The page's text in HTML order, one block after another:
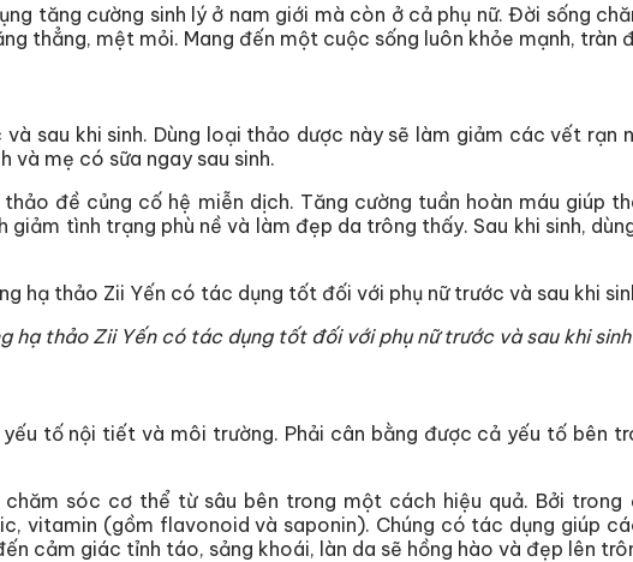
tăng cường sinh lý ở nam giới mà còn ở cả phụ nữ. Đời sống
thẳng, mệt mỏi. Mang đến một cuộc sống luôn khỏe mạnh, tràn
sau khi sinh. Dùng loại thảo dược này sẽ làm giảm các vết rạn
và mẹ có sữa ngay sau sinh.
đề củng cố hệ miễn dịch. Tăng cường tuần hoàn máu giúp
tình trạng phù nề và làm đẹp da trông thấy. Sau khi sinh,
hạ thảo Zii Yến có tác dụng tốt đối với phụ nữ trước và sau khi sinh
tố nội tiết và môi trường. Phải cân bằng được cả yếu tố bên
sóc cơ thể từ sâu bên trong một cách hiệu quả. Bởi
vitamin (gồm flavonoid và saponin). Chúng có tác dụng giúp
cảm giác tỉnh táo, sảng khoái, làn da sẽ hồng hào và đẹp lên